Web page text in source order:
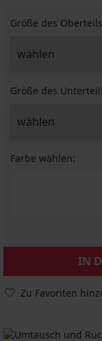
Größe des
Größe des
Farbe wählen:
IN
Zu Favoriten